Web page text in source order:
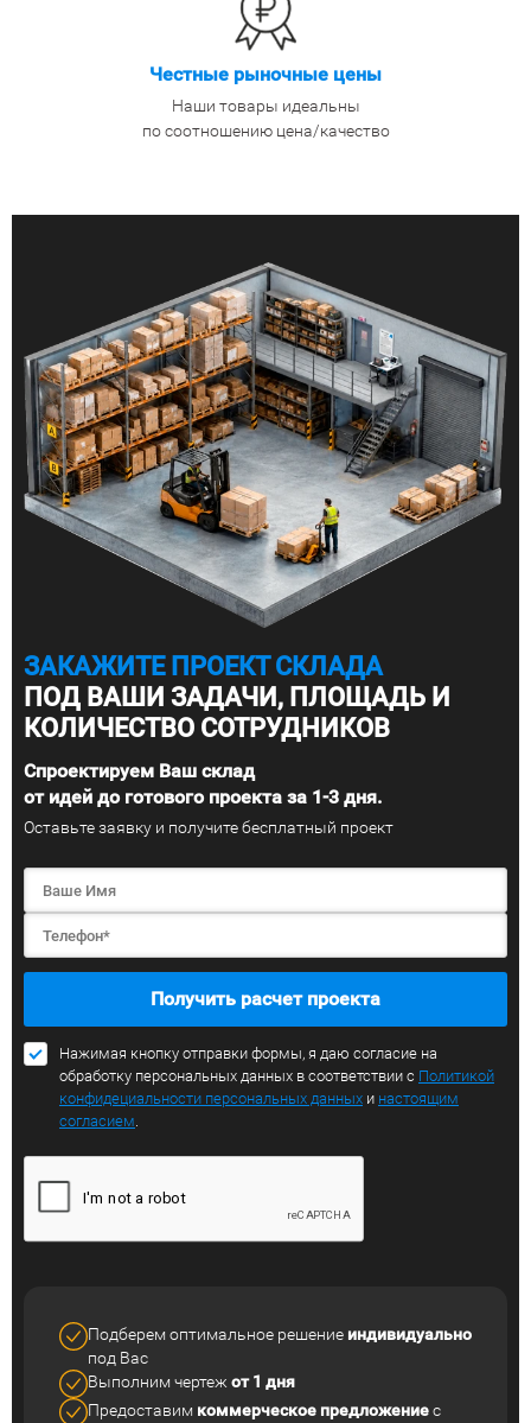
Честные рыночные цены
Наши товары идеальны
по соотношению цена/качество
ЗАКАЖИТЕ ПРОЕКТ СКЛАДА
ПОД ВАШИ ЗАДАЧИ, ПЛОЩАДЬ И
КОЛИЧЕСТВО СОТРУДНИКОВ
Спроектируем Ваш склад
от идей до готового проекта за 1-3 дня.
Оставьте заявку и получите бесплатный проект
Получить расчет проекта
Нажимая кнопку отправки формы, я даю согласие на
обработку персональных данных в соответствии с Политикой
конфидециальности персональных данных и настоящим
согласием.
Подберем оптимальное решение индивидуально
под Вас
Выполним чертежот 1 дня
Предоставим коммерческое предложениес